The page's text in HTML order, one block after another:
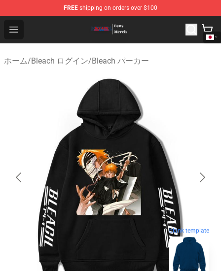
FREE shipping on orders over $100
Open menu
Bleach Store - Official Bleach Merchandise Shop
ホーム/Bleach ログイン/Bleach パーカー
blank template